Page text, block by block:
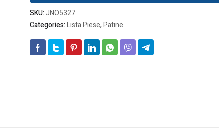
SKU:JNO5327
Categories:Lista Piese,Patine